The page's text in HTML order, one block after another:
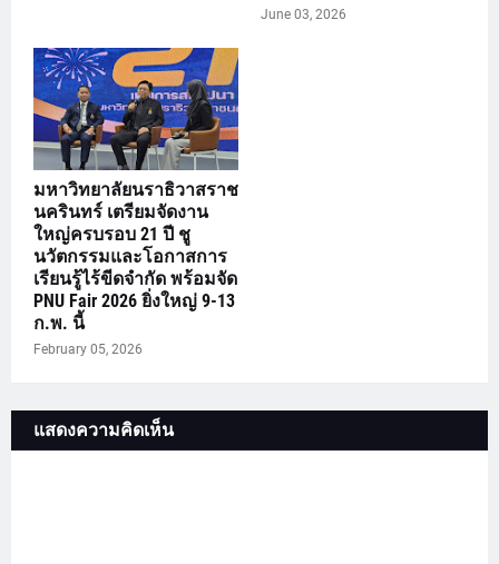
June 03, 2026
มหาวิทยาลัยนราธิวาสราช
นครินทร์ เตรียมจัดงาน
ใหญ่ครบรอบ 21 ปี ชู
นวัตกรรมและโอกาสการ
เรียนรู้ไร้ขีดจำกัด พร้อมจัด
PNU Fair 2026 ยิ่งใหญ่ 9-13
ก.พ. นี้
February 05, 2026
แสดงความคิดเห็น